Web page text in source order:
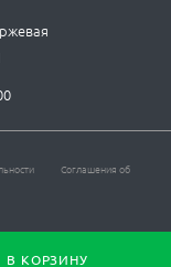
В КОРЗИНУ
Соглашения об